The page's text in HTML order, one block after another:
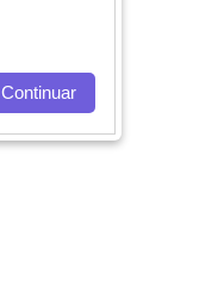
Continuar